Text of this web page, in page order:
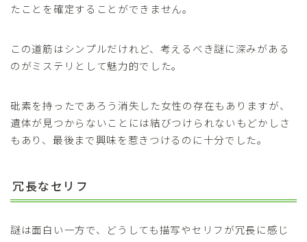
たことを確定することができません。
この道筋はシンプルだけれど、考えるべき謎に深みがある
のがミステリとして魅力的でした。
砒素を持ったであろう消失した女性の存在もありますが、
遺体が見つからないことには結びつけられないもどかしさ
もあり、最後まで興味を惹きつけるのに十分でした。
冗長なセリフ
謎は面白い一方で、どうしても描写やセリフが冗長に感じ